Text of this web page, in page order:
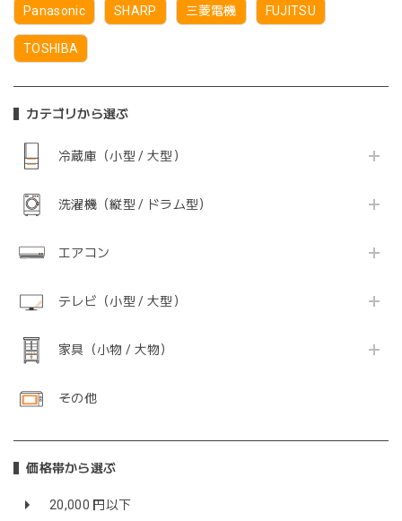
Panasonic SHARP 三菱電機 FUJITSU
TOSHIBA
カテゴリから選ぶ
冷蔵庫（小型 / 大型）
洗濯機（縦型 / ドラム型）
エアコン
テレビ（小型 / 大型）
家具（小物 / 大物）
その他
価格帯から選ぶ
20,000 円以下